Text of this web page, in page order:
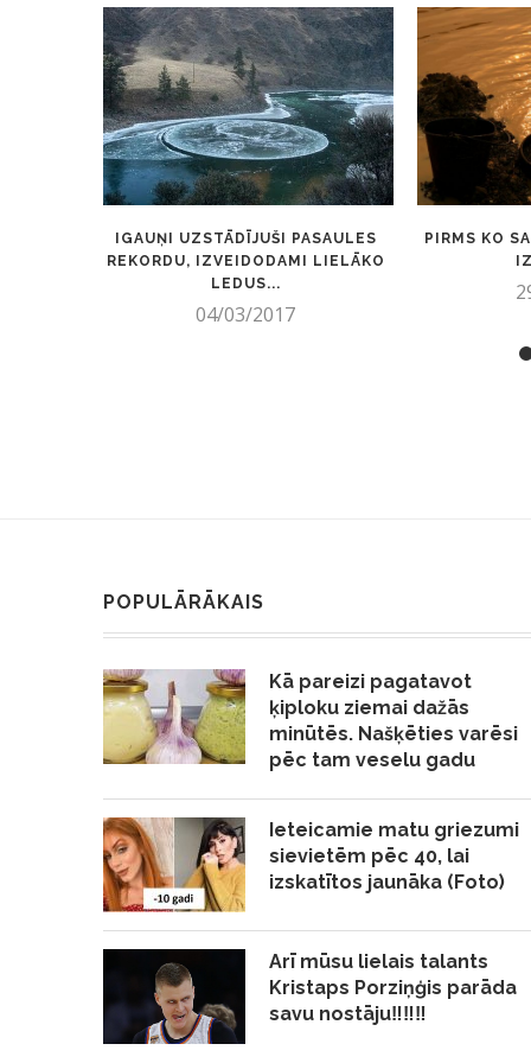
IGAUŅI UZSTĀDĪJUŠI PASAULES
REKORDU, IZVEIDODAMI LIELĀKO
LEDUS...
04/03/2017
PIRMS KO
POPULĀRĀKAIS
Kā pareizi pagatavot
ķiploku ziemai dažās
minūtēs. Našķēties varēsi
pēc tam veselu gadu
Ieteicamie matu griezumi
sievietēm pēc 40, lai
izskatītos jaunāka (Foto)
Arī mūsu lielais talants
Kristaps Porziņģis parāda
savu nostāju‼️‼️‼️